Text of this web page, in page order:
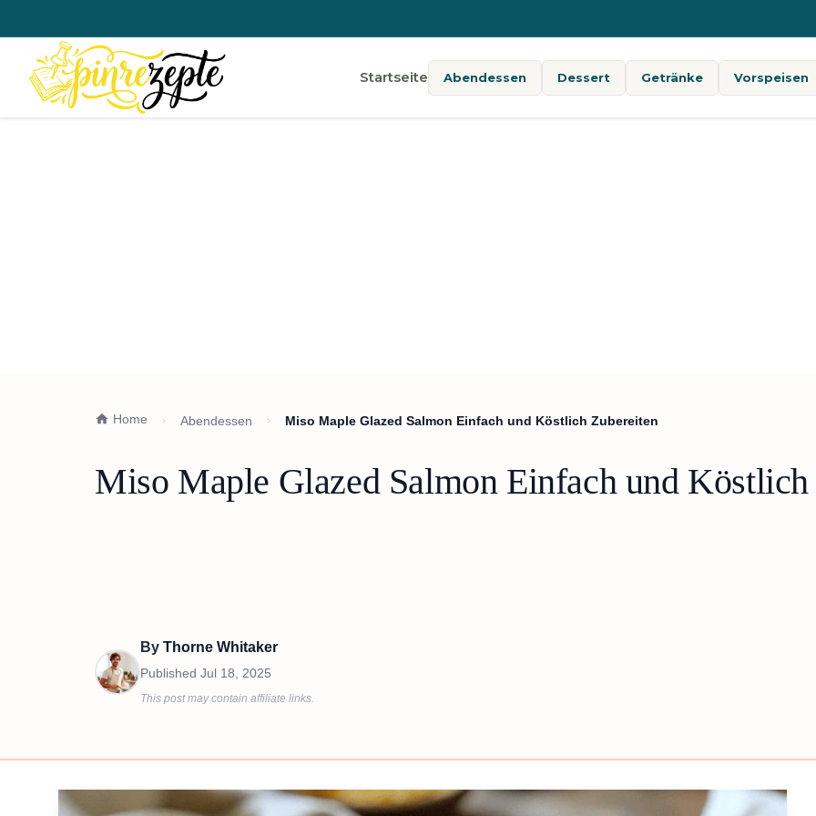
Startseite Abendessen Dessert Getränke Vorspeisen
Home Abendessen Miso Maple Glazed Salmon Einfach und Köstlich Zubereiten
Miso Maple Glazed Salmon Einfach und
By Thorne Whitaker
Published Jul 18, 2025
This post may contain affiliate links.